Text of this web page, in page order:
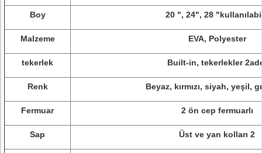
Boy 20 ", 24", 28
Malzeme EVA, Polyester
tekerlek Built-in, tekerlekler
Renk Beyaz, kırmızı, siyah, yeşil,
Fermuar 2 ön cep fermuarlı
Sap Üst ve yan kolları 2